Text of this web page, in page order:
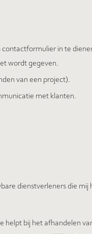
in te
wordt gegeven.
van een project).
met klanten.
dienstverleners die mij
helpt bij het afhandelen